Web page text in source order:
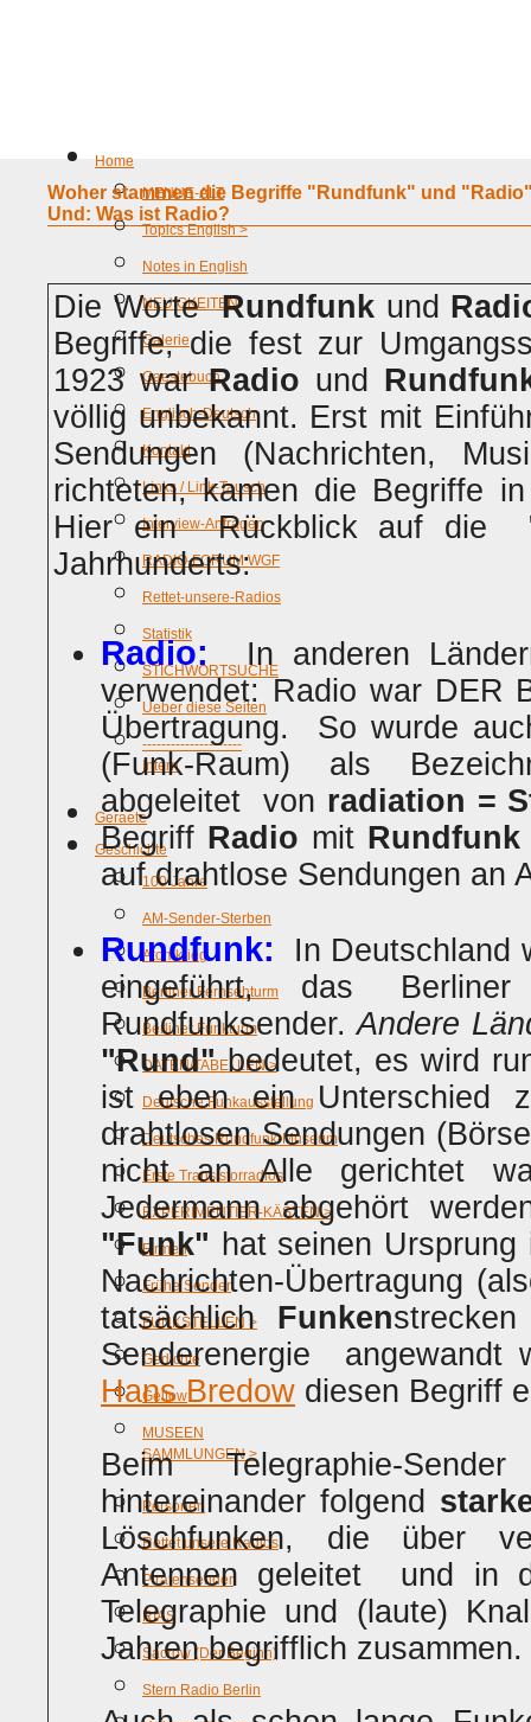
Home
MENUE-ALT
Topics English >
Notes in English
NEUIGKEITEN
Galerie
Gaestebuch
Englisch-Deutsch
Kontakt
Links / Link-Tausch
Interview-Anfragen
RADIO-FORUM WGF
Rettet-unsere-Radios
Statistik
STICHWORTSUCHE
Ueber diese Seiten
---------------------
Intern
Geraete
Geschichte
100 Jahre
AM-Sender-Sterben
Atomkrieg
Berliner Fernsehturm
Berliner Funkturm
DATEN/TABELLEN >
Deutsche Funkausstellung
Deutsches Rundfunk-Museum
Erste Transistorradios
EXPERIMENTIER-KÄSTEN >
Firmen
Frühe Sender
FUNKSTELLEN >
Gedichte
Geltow
MUSEEN
SAMMLUNGEN >
Personen
Rettet unsere Radios
Piratensender
RIAS
Sacrow (Der Beginn)
Stern Radio Berlin
Woher stammen die Begriffe "Rundfunk" und
Und: Was ist Radio?
Die WorteRundfunkund
Begriffe, die fest zur
1923 warRadio und
völlig unbekannt. Erst mit
Sendungen (Nachrichten,
richteten, kamen die Begriffe
Hier ein Rückblick auf die
Jahrhunderts:
Radio: In anderen
verwendet: Radio war DER
Übertragung. So wurde
(Funk-Raum) als
abgeleitet von radiation =
Begriff Radio mit
auf drahtlose Sendungen an
Rundfunk: In Deutschland
eingeführt, das
Rundfunksender.Andere
"Rund"bedeutet, es wird
ist eben ein Unterschied
drahtlosen Sendungen
nicht an Alle gerichtet
Jedermann abgehört
"Funk" hat seinen
Nachrichten-Übertragung
tatsächlich Funken
Senderenergie angewandt
Hans Bredow diesen Begriff
Beim Telegraphie-
hintereinander folgend
Löschfunken, die über
Antennen geleitet und in
Telegraphie und (laute)
Jahren begrifflich zusammen.